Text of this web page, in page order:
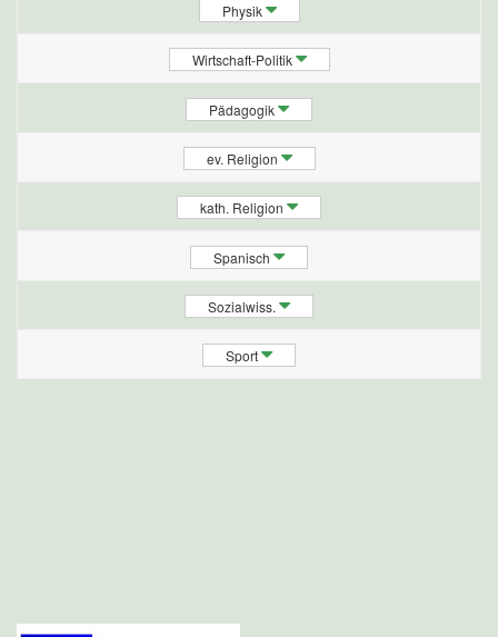
Physik
Wirtschaft-Politik
Pädagogik
ev. Religion
kath. Religion
Spanisch
Sozialwiss.
Sport